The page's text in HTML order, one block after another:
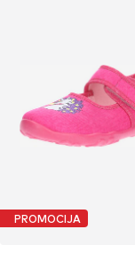
PROMOCIJA